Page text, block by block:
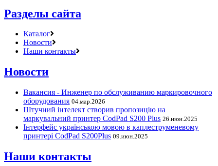
Разделы сайта
Каталог
Новости
Наши контакты
Новости
Вакансия - Инженер по обслуживанию маркировочного
оборудования 04.мар.2026
Штучний інтелект створив пропозицію на
маркувальний принтер CodPad S200 Plus 26.июн.2025
Інтерфейс українською мовою в каплеструменевому
принтері CodPad S200Plus 09.июн.2025
Наши контакты